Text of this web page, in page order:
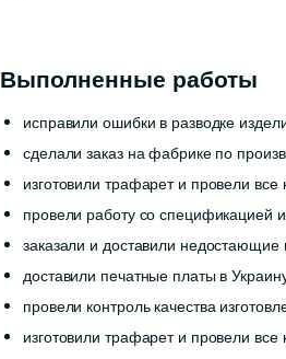
Выполненные работы
исправили ошибки в разводке
сделали заказ на фабрике по
изготовили трафарет и провели
провели работу со спецификацией
заказали и доставили недостающие
доставили печатные платы в
провели контроль качества
изготовили трафарет и провели